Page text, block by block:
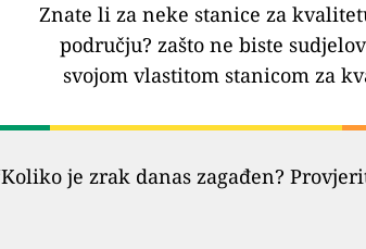
Znate li za neke stanice za
području? zašto ne biste
svojom vlastitom stanicom za
Koliko je zrak danas zagađen?